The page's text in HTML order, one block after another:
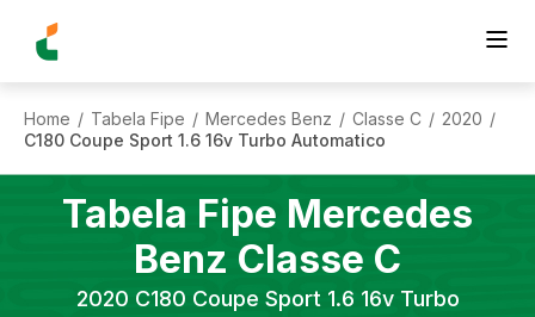
Home / Tabela Fipe / Mercedes Benz / Classe C / 2020 /
C180 Coupe Sport 1.6 16v Turbo Automatico
Tabela Fipe Mercedes
Benz Classe C
2020 C180 Coupe Sport 1.6 16v Turbo